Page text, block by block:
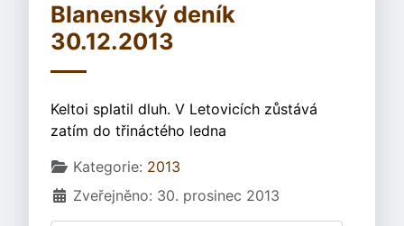
Blanenský deník
30.12.2013
Keltoi splatil dluh. V Letovicích zůstává
zatím do třináctého ledna
Základní údaje
Kategorie: 2013
Zveřejněno: 30. prosinec 2013